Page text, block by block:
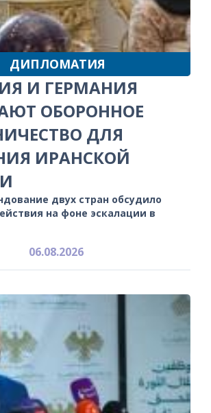
ДИПЛОМАТИЯ
И ГЕРМАНИЯ
ОБОРОННОЕ
ДЛЯ
ИРАНСКОЙ
двух стран обсудило
на фоне эскалации в
06.08.2026